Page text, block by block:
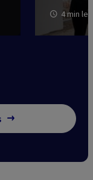
4 min